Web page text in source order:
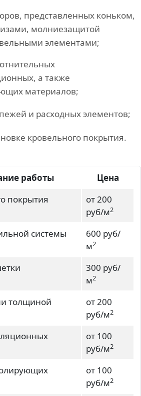
представленных коньком,
молниезащитой
элементами;
а также
материалов;
и расходных элементов;
кровельного покрытия.
работы
Цена
покрытия
от 200
руб/м2
системы
600 руб/
м2
300 руб/
м2
толщиной
от 200
руб/м2
от 100
руб/м2
от 100
руб/м2